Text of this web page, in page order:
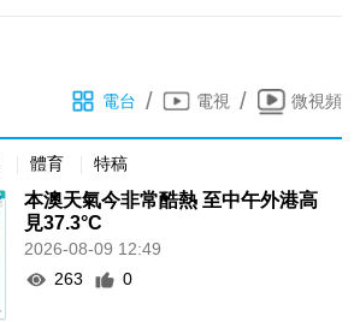
電台 / 電視 / 微視頻
體育 特稿
本澳天氣今非常酷熱 至中午外港高
見37.3°C
2026-08-09 12:49
263
0